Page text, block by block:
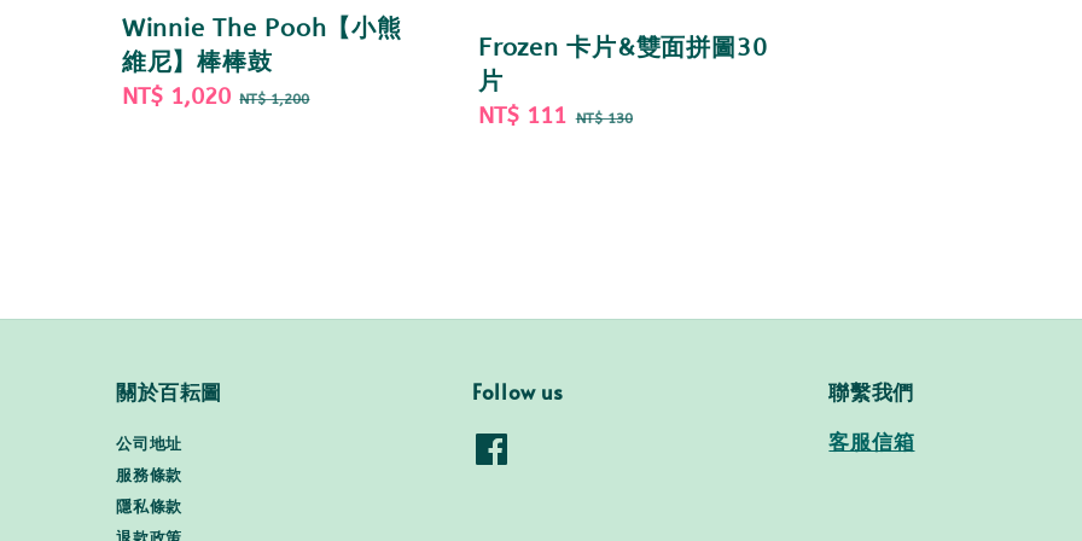
Winnie The Pooh【小熊
維尼】棒棒鼓
Sale
NT$ 1,020 Regular
NT$ 1,200
Frozen 卡片&雙面拼圖30
片
Sale
NT$ 111 Regular
NT$ 130
關於百耘圖
公司地址
服務條款
隱私條款
Follow us 聯繫我們
客服信箱